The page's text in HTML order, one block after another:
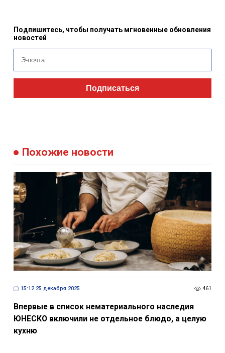
Подпишитесь, чтобы получать мгновенные обновления
новостей
Подписаться
Похожие новости
15:12 25 декабря 2025 461
Впервые в список нематериального наследия
ЮНЕСКО включили не отдельное блюдо, а целую
кухню